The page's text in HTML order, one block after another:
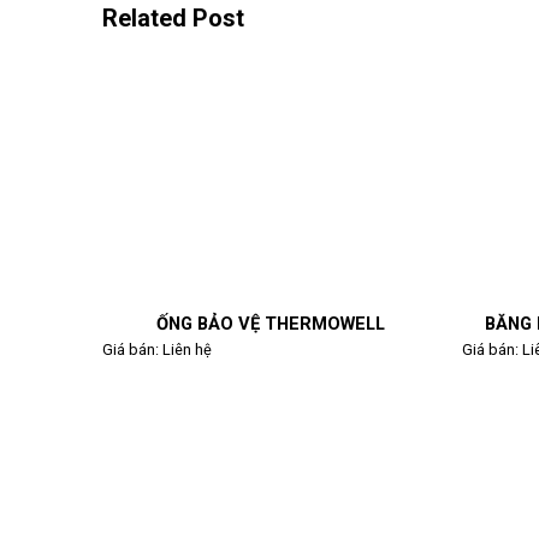
Related Post
ỐNG BẢO VỆ THERMOWELL
Giá bán:Liên hệ Giá bán: